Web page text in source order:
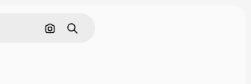
Pesquisar por imagem
Buscar